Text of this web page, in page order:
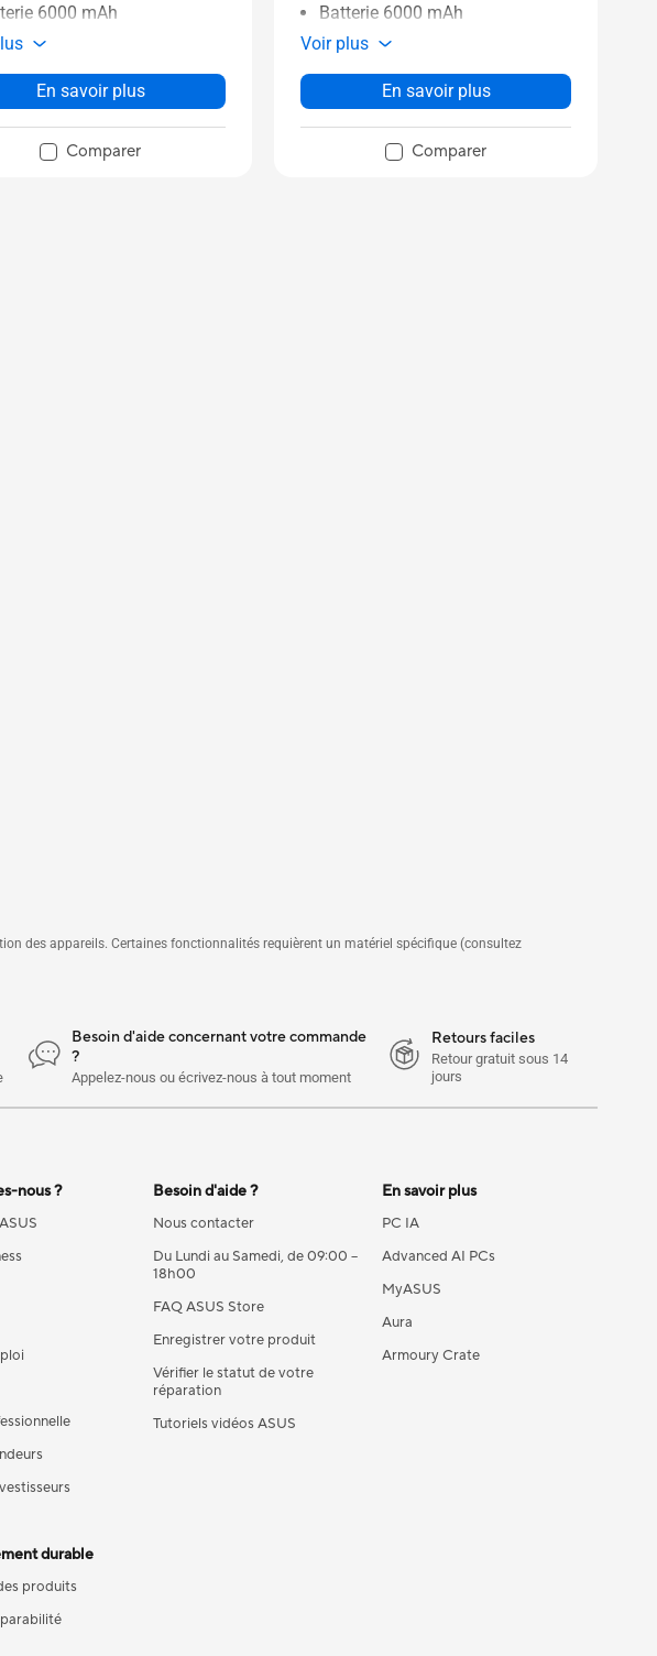
6000 mAh
En savoir plus
Comparer
Batterie 6000 mAh
Voir plus
En savoir plus
Comparer
des appareils. Certaines fonctionnalités requièrent un matériel spécifique (consultez
Besoin d'aide concernant votre commande
?
Appelez-nous ou écrivez-nous à tout moment
Retours faciles
Retour gratuit sous 14
jours
nous ?
durable
produits
Besoin d'aide ?
Nous contacter
Du Lundi au Samedi, de 09:00 –
18h00
FAQ ASUS Store
Enregistrer votre produit
Vérifier le statut de votre
réparation
Tutoriels vidéos ASUS
En savoir plus
PC IA
Advanced AI PCs
MyASUS
Aura
Armoury Crate